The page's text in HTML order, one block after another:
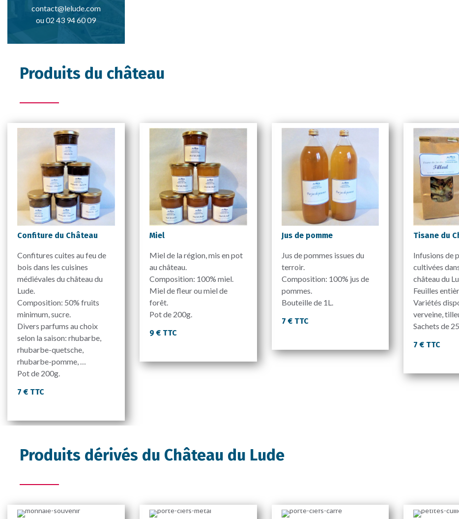
contact@lelude.com
ou 02 43 94 60 09
Produits du château
Confiture du Château
Confitures cuites au feu de
bois dans les cuisines
médiévales du château du
Lude.
Composition: 50% fruits
minimum, sucre.
Divers parfums au choix
selon la saison: rhubarbe,
rhubarbe-quetsche,
rhubarbe-pomme, …
Pot de 200g.
7 € TTC
Miel
Miel de la région, mis en pot
au château.
Composition: 100% miel.
Miel de fleur ou miel de
forêt.
Pot de 200g.
9 € TTC
Jus de pomme
Jus de pommes issues du
terroir.
Composition: 100% jus de
pommes.
Bouteille de 1L.
7 € TTC
Tisane du
Infusions de
cultivées
château du
Feuilles
Variétés
verveine,
Sachets de
7 € TTC
Produits dérivés du Château du Lude